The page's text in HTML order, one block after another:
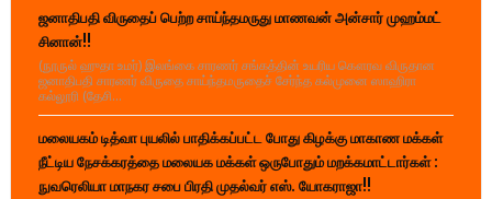
ஜனாதிபதி விருதைப் பெற்ற சாய்ந்தமருது மாணவன் அன்சார் முஹம்மட்
சினான்!!
(நூருல் ஹுதா உமர்) இலங்கை சாரணர் சங்கத்தின் உயரிய கௌரவ விருதான
ஜனாதிபதி சாரணர் விருதை சாய்ந்தமருதைச் சேர்ந்த கல்முனை ஸாஹிரா
கல்லூரி (தேசி...
மலையகம் டித்வா புயலில் பாதிக்கப்பட்ட போது கிழக்கு மாகாண மக்கள்
நீட்டிய நேசக்கரத்தை மலையக மக்கள் ஒருபோதும் மறக்கமாட்டார்கள் :
நுவரெலியா மாநகர சபை பிரதி முதல்வர் எஸ். யோகராஜா!!